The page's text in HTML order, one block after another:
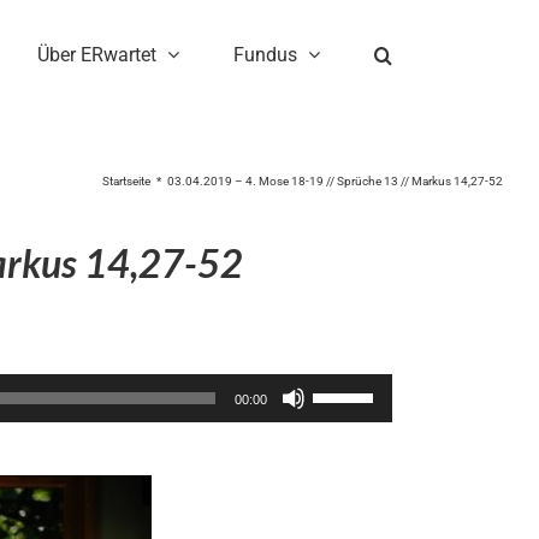
Über ERwartet Fundus
Startseite 03.04.2019 – 4. Mose 18-19 // Sprüche 13 // Markus 14,27-52
14,27-52
00:00